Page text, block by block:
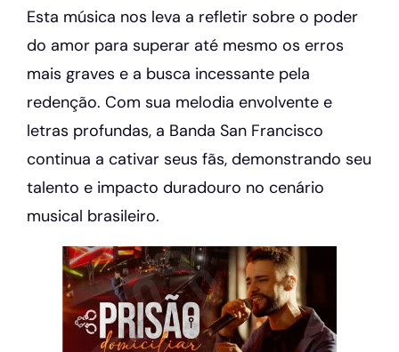
Esta música nos leva a refletir sobre o poder
do amor para superar até mesmo os erros
mais graves e a busca incessante pela
redenção. Com sua melodia envolvente e
letras profundas, a Banda San Francisco
continua a cativar seus fãs, demonstrando seu
talento e impacto duradouro no cenário
musical brasileiro.